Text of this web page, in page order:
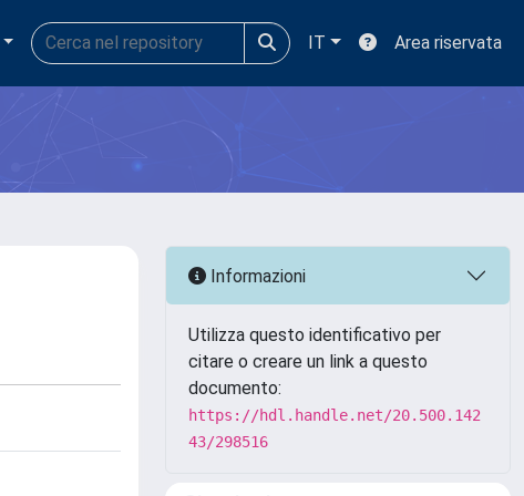
IT Area riservata
Informazioni
Utilizza questo identificativo per
citare o creare un link a questo
documento:
https://hdl.handle.net/20.500.142
43/298516